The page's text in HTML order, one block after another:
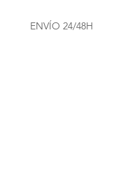
ENVÍO 24/48H